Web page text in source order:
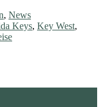
, News
Keys, Key West,